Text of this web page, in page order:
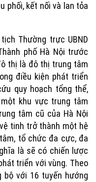
phối, kết nối và lan tỏa
Thường trực UBND
phố Hà Nội trước
thị là đô thị trung tâm
điều kiện phát triển
quy hoạch tổng thể,
khu vực trung tâm
tâm cũ của Hà Nội
tinh trở thành một hệ
tổ chức đa cực, đa
là sẽ có chiến lược
triển với vùng. Theo
với 16 tuyến hướng